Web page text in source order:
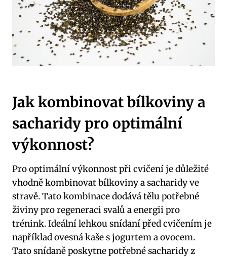
Jak kombinovat bílkoviny a
sacharidy pro optimální
výkonnost?
Pro optimální výkonnost při cvičení je důležité
vhodně kombinovat bílkoviny a sacharidy ve
stravě. Tato kombinace dodává tělu potřebné
živiny pro regeneraci svalů a energii pro
trénink. Ideální lehkou snídaní před cvičením je
například ovesná kaše s jogurtem a ovocem.
Tato snídaně poskytne potřebné sacharidy z